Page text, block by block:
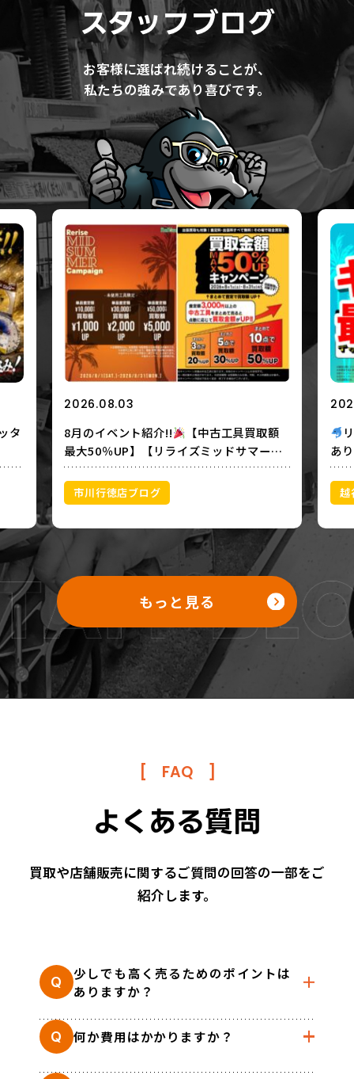
スタッフブログ
お客様に選ばれ続けることが、
私たちの強みであり喜びです。
タ
2026.08.03
8月のイベント紹介!!
【中古工具買取額
最大50％UP】【リライズミッドサマーキ
ャンペーン】
市川行徳店ブログ
あ
ッ
取越
もっと見る
[ FAQ ]
よくある質問
買取や店舗販売に関するご質問の回答の一部をご
紹介します。
Q
少しでも高く売るためのポイントは
ありますか？
Q 何か費用はかかりますか？